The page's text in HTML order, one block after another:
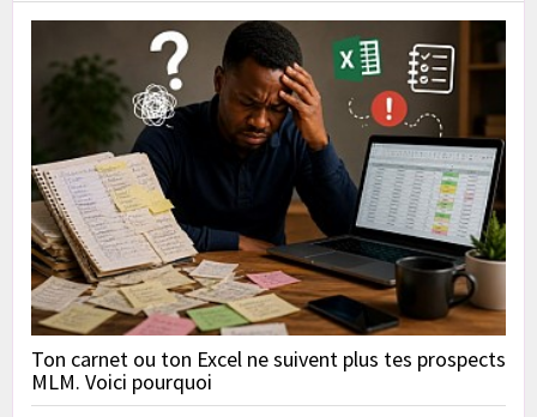
Ton carnet ou ton Excel ne suivent plus tes prospects
MLM. Voici pourquoi